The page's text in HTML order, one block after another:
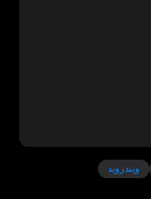
ويندرويد